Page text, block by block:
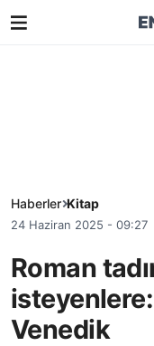
Haberler Kitap
24 Haziran 2025 - 09:27
Roman
Venedik